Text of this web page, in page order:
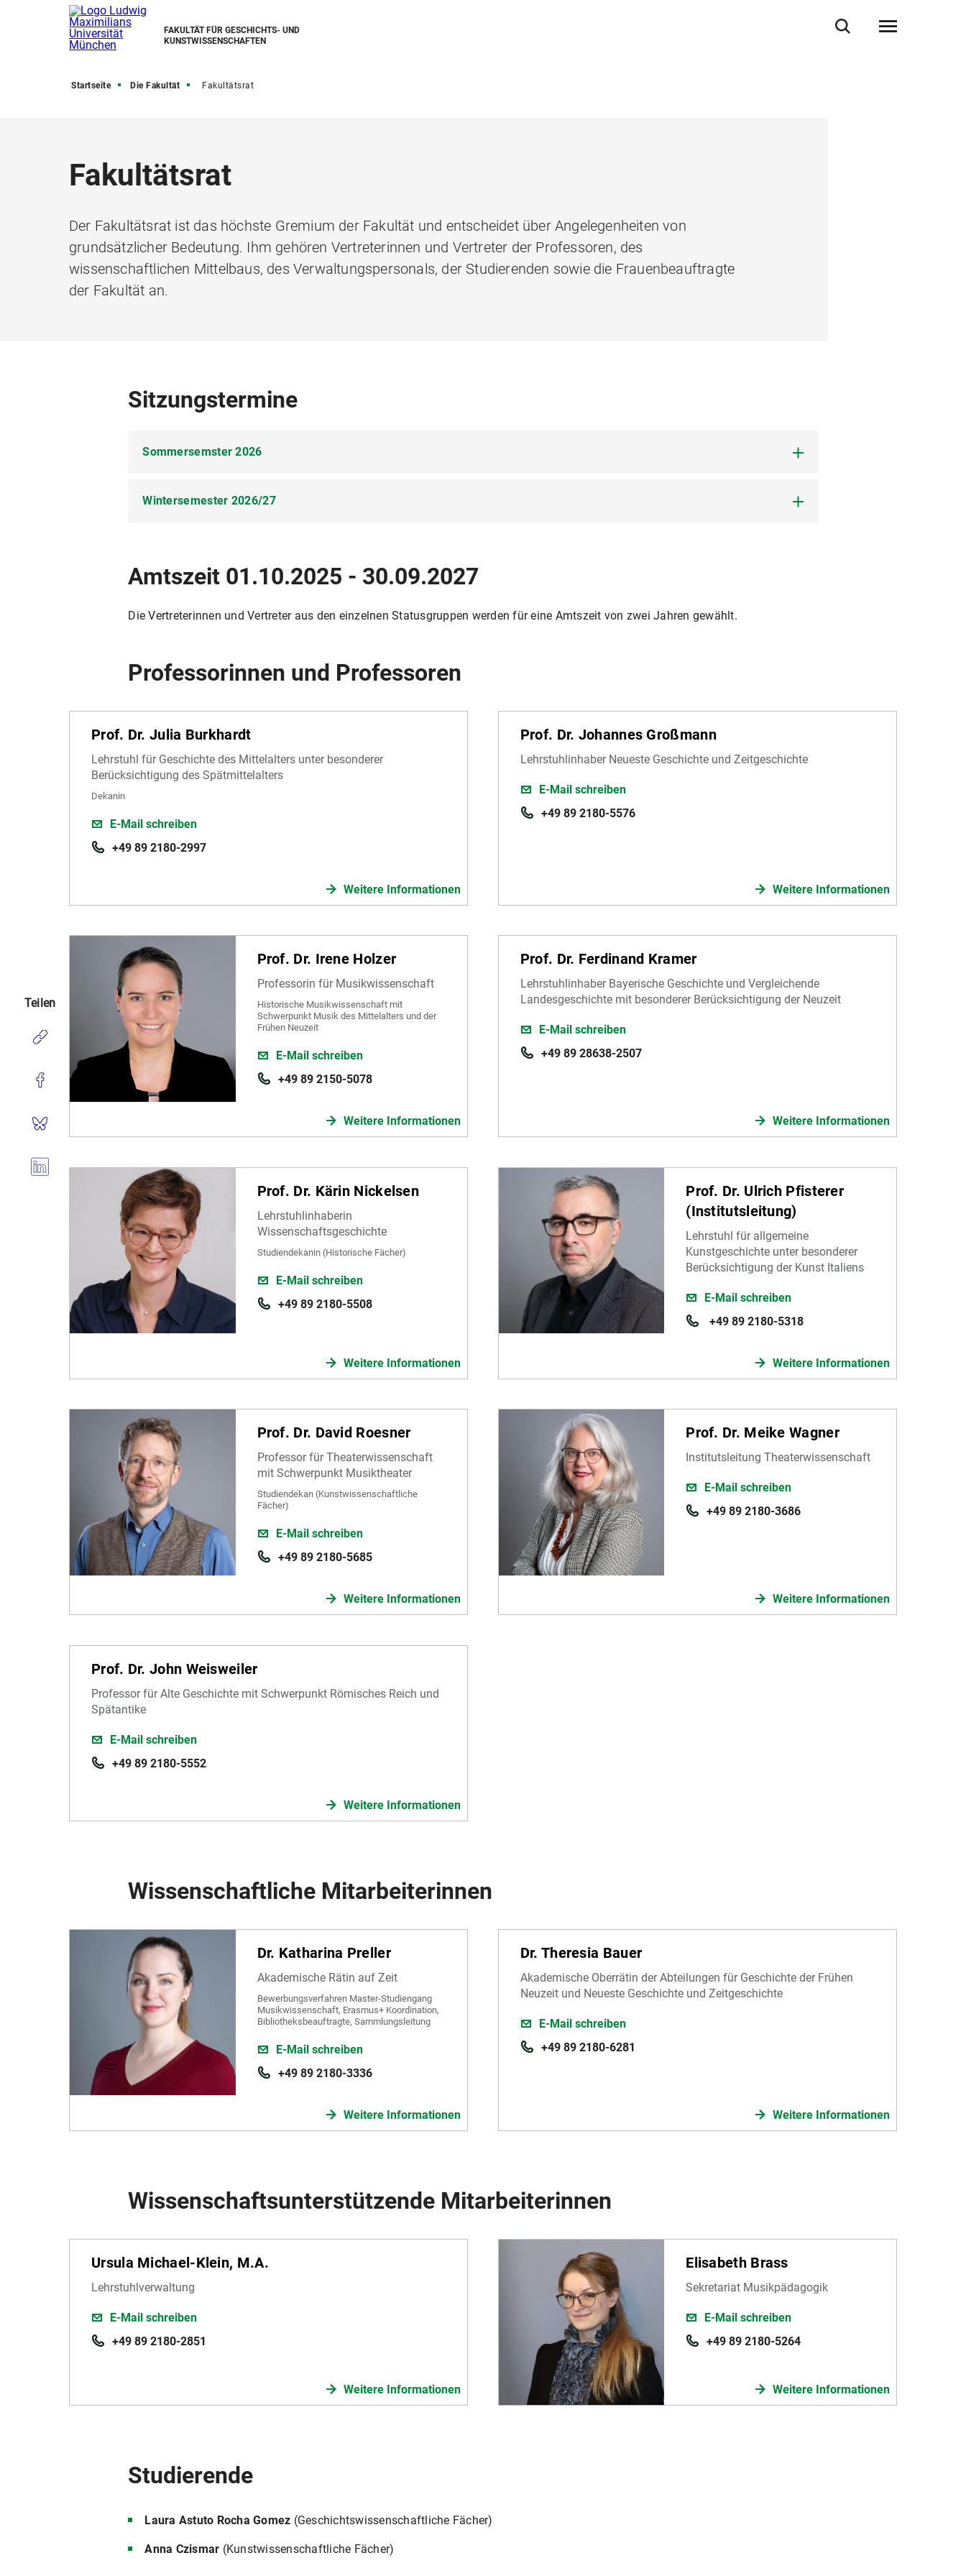
FAKULTÄT FÜR GESCHICHTS- UND
KUNSTWISSENSCHAFTEN
Startseite Die Fakultät Fakultätsrat
Fakultätsrat
Der Fakultätsrat ist das höchste Gremium der Fakultät und entscheidet über Angelegenheiten von
grundsätzlicher Bedeutung. Ihm gehören Vertreterinnen und Vertreter der Professoren, des
wissenschaftlichen Mittelbaus, des Verwaltungspersonals, der Studierenden sowie die Frauenbeauftragte
der Fakultät an.
Sitzungstermine
Sommersemster 2026
Montag,
Wintersemester 2026/27
23.11.2026 erw. Fakultätsrat, Fakultätsrat
14.12.2026 Fakultätsrat
Amtszeit 01.10.2025 - 30.09.2027
Die Vertreterinnen und Vertreter aus den einzelnen Statusgruppen werden für eine Amtszeit von zwei Jahren gewählt.
Professorinnen und Professoren
Prof. Dr. Julia Burkhardt
Lehrstuhl für Geschichte des Mittelalters unter besonderer
Berücksichtigung des Spätmittelalters
Dekanin
E-Mail schreiben
+49 89 2180-2997
Weitere Informationen
Prof. Dr. Johannes Großmann
Lehrstuhlinhaber Neueste Geschichte und Zeitgeschichte
E-Mail schreiben
+49 89 2180-5576
Weitere Informationen
Prof. Dr. Irene Holzer
Professorin für Musikwissenschaft
Historische Musikwissenschaft mit
Schwerpunkt Musik des Mittelalters und der
Frühen Neuzeit
E-Mail schreiben
+49 89 2150-5078
Weitere Informationen
Prof. Dr. Ferdinand Kramer
Lehrstuhlinhaber Bayerische Geschichte und Vergleichende
Landesgeschichte mit besonderer Berücksichtigung der Neuzeit
E-Mail schreiben
+49 89 28638-2507
Weitere Informationen
Prof. Dr. Kärin Nickelsen
Lehrstuhlinhaberin
Wissenschaftsgeschichte
Studiendekanin (Historische Fächer)
E-Mail schreiben
+49 89 2180-5508
Weitere Informationen
Prof. Dr. Ulrich Pfisterer
(Institutsleitung)
Lehrstuhl für allgemeine
Kunstgeschichte unter besonderer
Berücksichtigung der Kunst Italiens
E-Mail schreiben
+49 89 2180-5318
Weitere Informationen
Prof. Dr. David Roesner
Professor für Theaterwissenschaft
mit Schwerpunkt Musiktheater
Studiendekan (Kunstwissenschaftliche
Fächer)
E-Mail schreiben
+49 89 2180-5685
Weitere Informationen
Prof. Dr. Meike Wagner
Institutsleitung Theaterwissenschaft
E-Mail schreiben
+49 89 2180-3686
Weitere Informationen
Prof. Dr. John Weisweiler
Professor für Alte Geschichte mit Schwerpunkt Römisches Reich und
Spätantike
E-Mail schreiben
+49 89 2180-5552
Weitere Informationen
Wissenschaftliche Mitarbeiterinnen
Dr. Katharina Preller
Akademische Rätin auf Zeit
Bewerbungsverfahren Master-Studiengang
Musikwissenschaft, Erasmus+ Koordination,
Bibliotheksbeauftragte, Sammlungsleitung
E-Mail schreiben
+49 89 2180-3336
Weitere Informationen
Dr. Theresia Bauer
Akademische Oberrätin der Abteilungen für Geschichte der Frühen
Neuzeit und Neueste Geschichte und Zeitgeschichte
E-Mail schreiben
+49 89 2180-6281
Weitere Informationen
Wissenschaftsunterstützende Mitarbeiterinnen
Ursula Michael-Klein, M.A.
Lehrstuhlverwaltung
E-Mail schreiben
+49 89 2180-2851
Weitere Informationen
Elisabeth Brass
Sekretariat Musikpädagogik
E-Mail schreiben
+49 89 2180-5264
Weitere Informationen
Studierende
Laura Astuto Rocha Gomez (Geschichtswissenschaftliche Fächer)
Anna Czismar (Kunstwissenschaftliche Fächer)
Teilen